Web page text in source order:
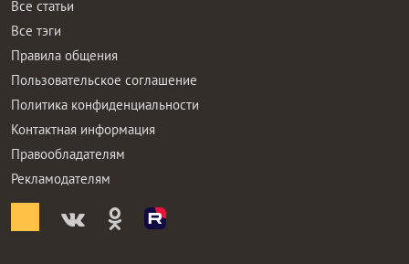
Все статьи
Все тэги
Правила общения
Пользовательское соглашение
Политика конфиденциальности
Контактная информация
Правообладателям
Рекламодателям